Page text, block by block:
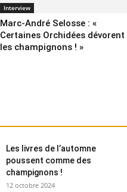
Interview
Marc-André Selosse : «
Certaines Orchidées dévorent
les champignons ! »
Les livres de l’automne
poussent comme des
champignons !
12 octobre 2024